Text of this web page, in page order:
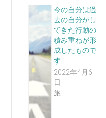
今の自分は過
去の自分がし
てきた行動の
積み重ねが形
成したもので
す
2022年4月6
日
旅